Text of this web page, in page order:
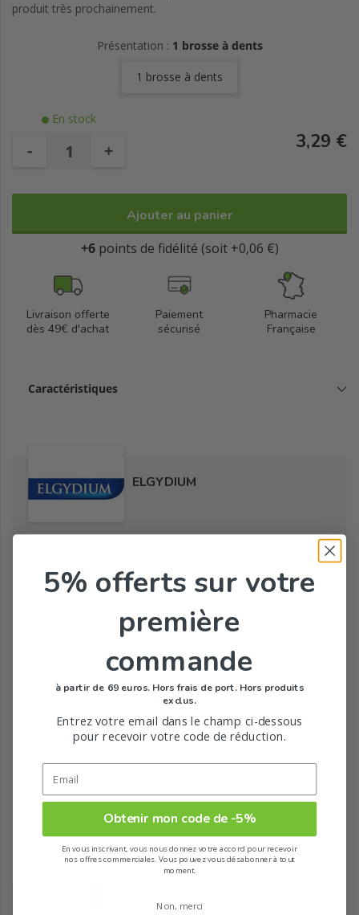
produit très prochainement.
Présentation : 1 brosse à dents
1 brosse à dents
En stock
- + 3,29 €
Ajouter au panier
+6 points de fidélité (soit +0,06 €)
Livraison offerte
dès 49€ d'achat
Paiement
sécurisé
Pharmacie
Française
Caractéristiques
ELGYDIUM
Tous les produits de la marque
Recommandé pour vous
5% offerts sur votre
première
commande
à partir de 69 euros. Hors frais de port. Hors produits
exclus.
Entrez votre email dans le champ ci-dessous
pour recevoir votre code de réduction.
Obtenir mon code de -5%
En vous inscrivant, vous nous donnez votre accord pour recevoir
nos offres commerciales. Vous pouvez vous désabonner à tout
moment.
Non, merci